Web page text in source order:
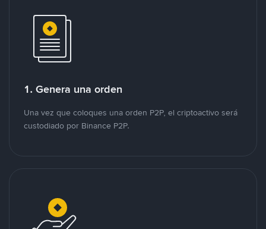
1. Genera una orden
Una vez que coloques una orden P2P, el criptoactivo será
custodiado por Binance P2P.